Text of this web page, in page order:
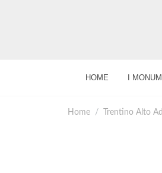
HOME I
Home Trentino Alto